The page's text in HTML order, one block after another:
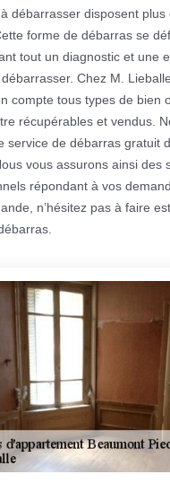
débarrasser disposent plus
forme de débarras se
tout un diagnostic et une
Chez M.
compte tous types de bien
récupérables et vendus.
service de débarras gratuit
vous assurons ainsi des
répondant à vos
n’hésitez pas à faire